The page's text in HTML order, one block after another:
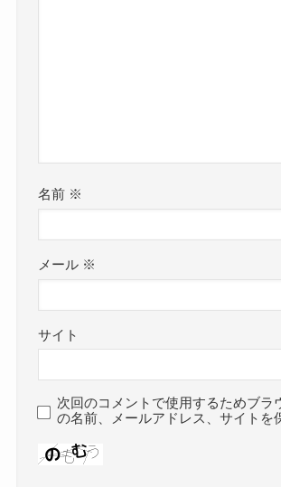
名前 ※
メール ※
サイト
次回のコメントで使用するためブラ
の名前、メールアドレス、サイトを